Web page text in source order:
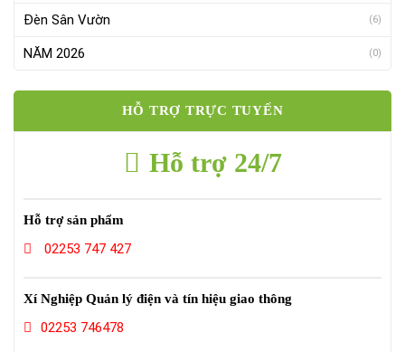
Đèn Sân Vườn (6)
NĂM 2026 (0)
HỖ TRỢ TRỰC TUYẾN
Hỗ trợ 24/7
Hỗ trợ sản phẩm
02253 747 427
Xí Nghiệp Quản lý điện và tín hiệu giao thông
02253 746478